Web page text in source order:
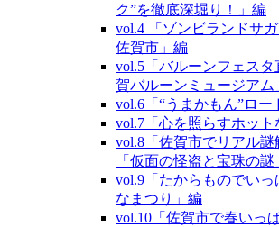
ク”を徹底深堀り！」編
vol.4 「ゾンビランドサ
佐賀市」編
vol.5「バルーンフェス
賀バルーンミュージアム
vol.6「“うまかもん”ロー
vol.7「心を照らすホット
vol.8「佐賀市でリアル謎
「仮面の怪盗と宝珠の
vol.9「たからものでい
なまつり」編
vol.10「佐賀市で春いっ